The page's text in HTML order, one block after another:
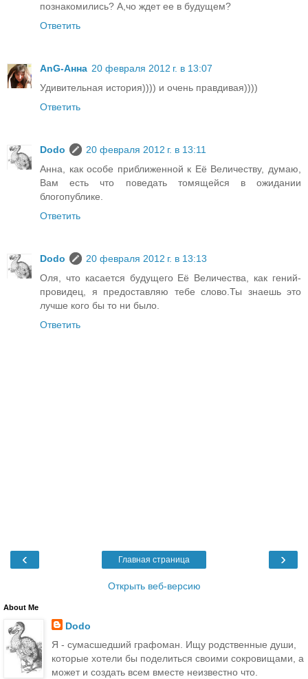
познакомились? А,чо ждет ее в будущем?
Ответить
AnG-Анна 20 февраля 2012 г. в 13:07
Удивительная история)))) и очень правдивая))))
Ответить
Dodo
20 февраля 2012 г. в 13:11
Анна, как особе приближенной к Её Величеству, думаю,
Вам есть что поведать томящейся в ожидании
блогопублике.
Ответить
Dodo
20 февраля 2012 г. в 13:13
Оля, что касается будущего Её Величества, как гений-
провидец, я предоставляю тебе слово.Ты знаешь это
лучше кого бы то ни было.
Ответить
‹ ›
Главная страница
Открыть веб-версию
About Me
Dodo
Я - сумасшедший графоман. Ищу родственные души,
которые хотели бы поделиться своими сокровищами, а
может и создать всем вместе неизвестно что.